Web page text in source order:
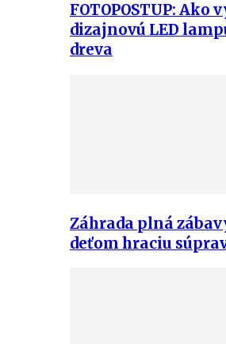
FOTOPOSTUP: Ako
dizajnovú LED
dreva
Záhrada plná
deťom hraciu